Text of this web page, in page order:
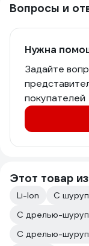
Вопросы и
Нужна
Задайте
покупателей
Этот товар
Li-Ion С
С дрелью-
С дрелью-